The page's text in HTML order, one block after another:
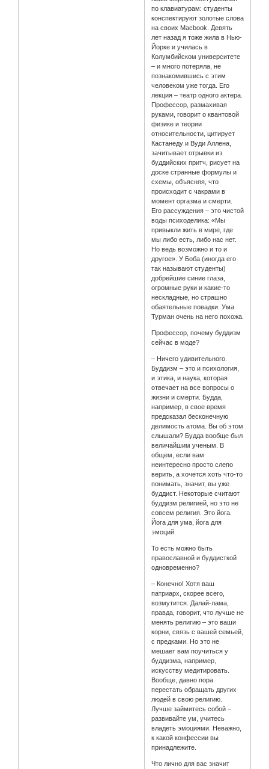
по клавиатурам: студенты
конспектируют золотые слова
на своих Macbook. Девять
лет назад я тоже жила в Нью-
Йорке и училась в
Колумбийском университете
– и много потеряла, не
познакомившись с этим
человеком уже тогда. Его
лекция – театр одного актера.
Профессор, размахивая
руками, говорит о квантовой
физике и теории
относительности, цитирует
Кастанеду и Вуди Аллена,
зачитывает отрывки из
буддийских притч, рисует на
доске странные формулы и
схемы, объясняя, что
происходит с чакрами в
момент оргазма и смерти.
Его рассуждения – это чистой
воды психоделика: «Мы
привыкли жить в мире, где
мы либо есть, либо нас нет.
Но ведь возможно и то и
другое». У Боба (иногда его
так называют студенты)
добрейшие синие глаза,
огромные руки и какие-то
нескладные, но страшно
обаятельные повадки. Ума
Турман очень на него похожа.
Профессор, почему буддизм
сейчас в моде?
– Ничего удивительного.
Буддизм – это и психология,
и этика, и наука, которая
отвечает на все вопросы о
жизни и смерти. Будда,
например, в свое время
предсказал бесконечную
делимость атома. Вы об этом
слышали? Будда вообще был
величайшим ученым. В
общем, если вам
неинтересно просто слепо
верить, а хочется хоть что-то
понимать, значит, вы уже
буддист. Некоторые считают
буддизм религией, но это не
совсем религия. Это йога.
Йога для ума, йога для
эмоций.
То есть можно быть
православной и буддисткой
одновременно?
– Конечно! Хотя ваш
патриарх, скорее всего,
возмутится. Далай-лама,
правда, говорит, что лучше не
менять религию – это ваши
корни, связь с вашей семьей,
с предками. Но это не
мешает вам поучиться у
буддизма, например,
искусству медитировать.
Вообще, давно пора
перестать обращать других
людей в свою религию.
Лучше займитесь собой –
развивайте ум, учитесь
владеть эмоциями. Неважно,
к какой конфессии вы
принадлежите.
Что лично для вас значит